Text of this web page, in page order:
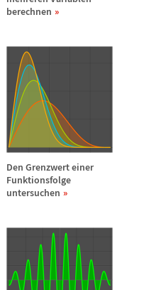
berechnen
Den Grenzwert einer
Funktionsfolge
untersuchen